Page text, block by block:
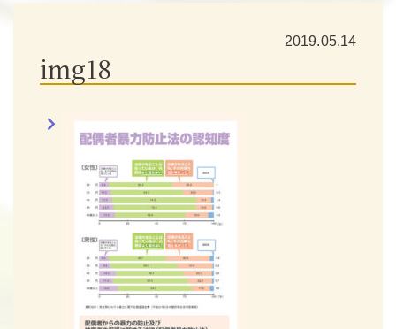
2019.05.14
img18